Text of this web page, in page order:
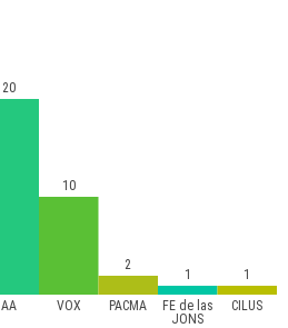
AA VOX PACMA
FE de las
JONS
CILUS
20
10
2
1 1